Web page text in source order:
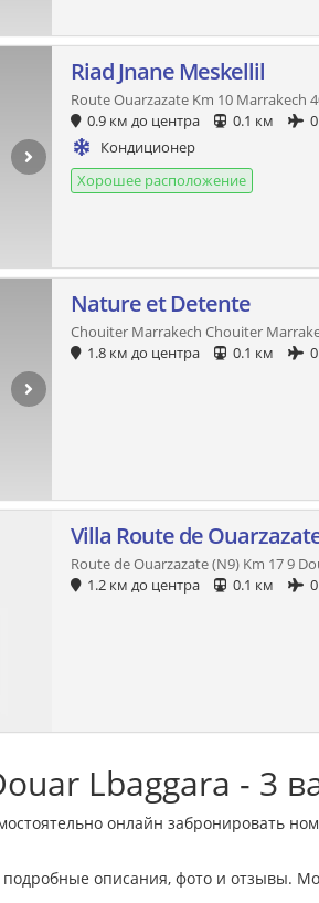
Riad Jnane Meskellil
Route Ouarzazate Km 10 Marrakech
0.9 км до центра
0.1 км
Кондиционер
Хорошее расположение
Nature et Detente
Chouiter Marrakech Chouiter
1.8 км до центра
0.1 км
Villa Route de
Route de Ouarzazate (N9) Km 17 9
1.2 км до центра
0.1 км
Lbaggara - 3
онлайн забронировать
описания, фото и отзывы.